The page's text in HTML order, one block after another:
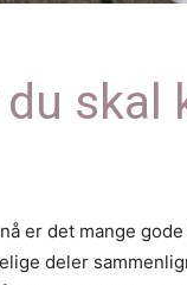
skal
er det mange
deler